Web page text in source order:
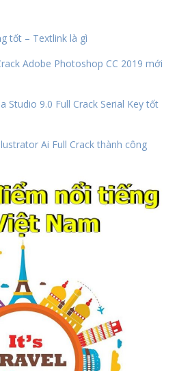
tốt – Textlink là gì
Adobe Photoshop CC 2019 mới
Studio 9.0 Full Crack Serial Key tốt
Ai Full Crack thành công